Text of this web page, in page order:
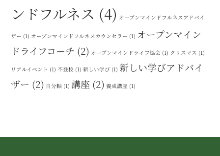
ンドフルネス (4) オープンマインドフルネスアドバイ
ザー (1) オープンマインドフルネスカウンセラー (1) オープンマイン
ドライフコーチ (2) オープンマインドライフ協会 (1) クリスマス (1)
リアルイベント (1) 不登校 (1) 新しい学び (1) 新しい学びアドバイ
ザー (2) 自分軸 (1) 講座 (2) 養成講座 (1)